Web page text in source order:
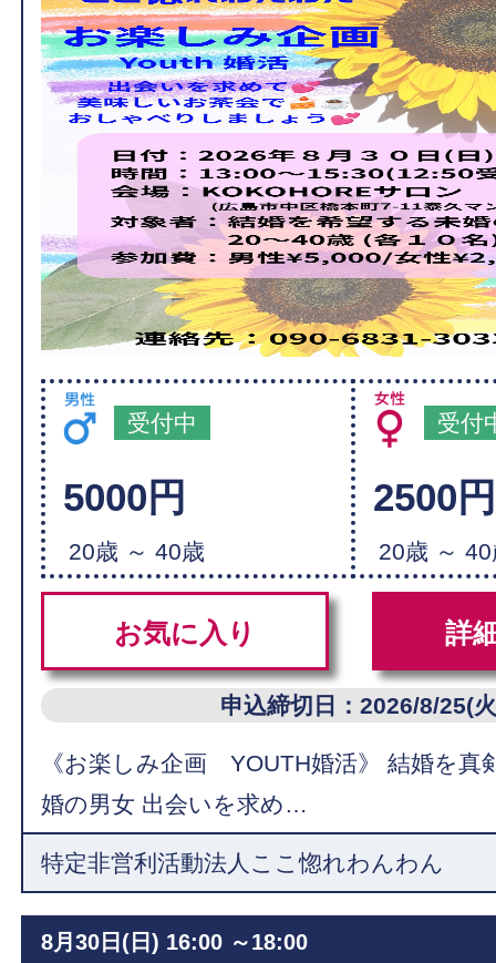
受付中
5000円
20歳 ～ 40歳
受
2500円
20歳 ～
お気に入り 詳
申込締切日：2026/8/25(
《お楽しみ企画 YOUTH婚活》 結婚を真
婚の男女 出会いを求め…
特定非営利活動法人ここ惚れわんわん
8月30日(日) 16:00 ～18:00